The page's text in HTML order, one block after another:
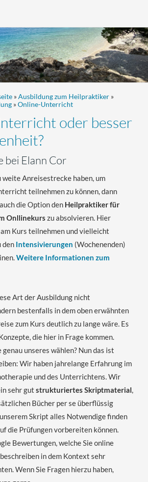
»Ausbildung zum Heilpraktiker »
»Online-Unterricht
oder besser
bei Elann Cor
weite Anreisestrecke haben, um
teilnehmen zu können, dann
die Option den Heilpraktiker für
Onllinekurs zu absolvieren. Hier
Kurs teilnehmen und vielleicht
den Intensivierungen (Wochenenden)
Weitere Informationen zum
Art der Ausbildung nicht
bestenfalls in dem oben erwähnten
zum Kurs deutlich zu lange wäre. Es
die hier in Frage kommen.
unseres wählen? Nun das ist
Wir haben jahrelange Erfahrung im
und des Unterrichtens. Wir
sehr gut strukturiertes Skriptmaterial,
Bücher per se überflüssig
Skript alles Notwendige finden
die Prüfungen vorbereiten können.
Bewertungen, welche Sie online
in dem Kontext sehr
Wenn Sie Fragen hierzu haben,